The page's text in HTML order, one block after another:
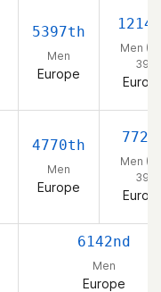
5397th
Men
Europe
Men
39)
4770th
Men
Europe
Men
39)
6142nd
Men
Europe